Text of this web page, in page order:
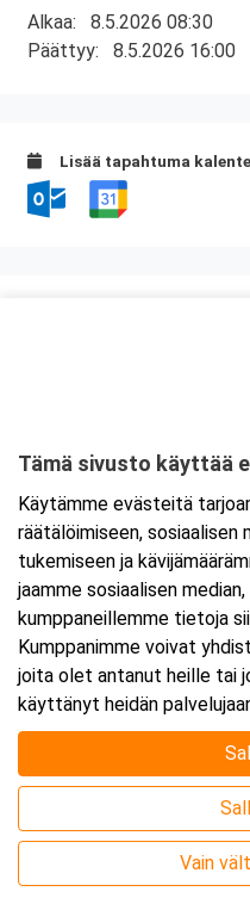
Alkaa: 8.5.2026 08:30
Päättyy: 8.5.2026 16:00
Lisää tapahtuma
Tarkempi kartta ja ajo-
Tämä sivusto käyttää
Käytämme evästeitä
räätälöimiseen, sosiaalisen
tukemiseen ja
jaamme sosiaalisen
kumppaneillemme tietoja
Kumppanimme voivat
joita olet antanut heille tai
käyttänyt heidän
Vain